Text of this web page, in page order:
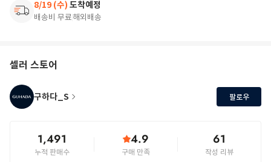
8/19 (수) 도착예정
배송비 무료해외배송
셀러 스토어
구하다_S 팔로우
1,491
누적 판매수
4.9
구매 만족
61
작성 리뷰